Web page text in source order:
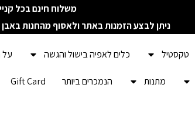
משלוח חינם בכל קנייה
ניתן לבצע הזמנות באתר ולאסוף מהחנות
טקסטיל כלים לאפיה בישול והגשה על
מתנות הנמכרים ביותר Gift Card